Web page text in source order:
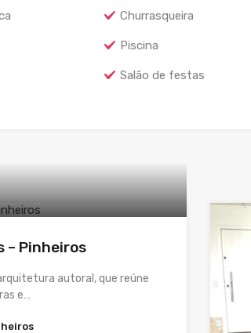
Churrasqueira
Piscina
Salão de festas
– Pinheiros
autoral, que reúne
e…